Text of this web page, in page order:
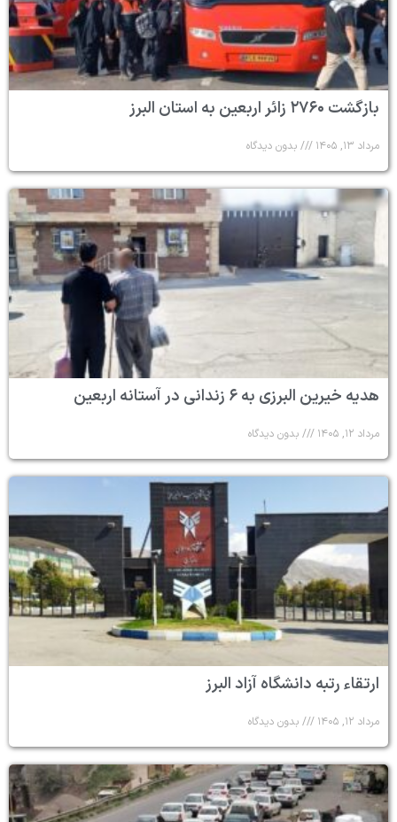
بازگشت ۲۷۶۰ زائر اربعین به استان البرز
مرداد ۱۳, ۱۴۰۵ بدون دیدگاه
هدیه خیرین البرزی به ۶ زندانی در آستانه اربعین
مرداد ۱۲, ۱۴۰۵ بدون دیدگاه
ارتقاء رتبه دانشگاه آزاد البرز
مرداد ۱۲, ۱۴۰۵ بدون دیدگاه